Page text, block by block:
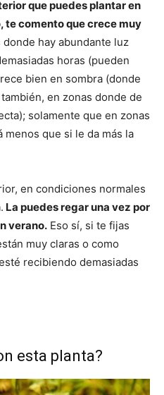
que puedes plantar en
te comento que crece muy
hay abundante luz
horas (pueden
bien en sombra (donde
en zonas donde de
solamente que en zonas
que si le da más la
en condiciones normales
La puedes regar una vez por
verano. Eso sí, si te fijas
muy claras o como
recibiendo demasiadas
esta planta?